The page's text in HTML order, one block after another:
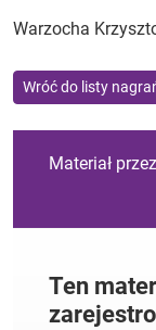
Warzocha
Wróć do listy
Materiał
Ten